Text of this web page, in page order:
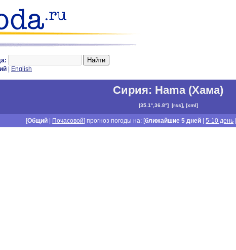
English
Сирия: Hama (Хама)
[35.1°,36.8°] [rss], [xml]
[Общий Почасовой] прогноз погоды на: [ближайшие 5 дней |5-10 день